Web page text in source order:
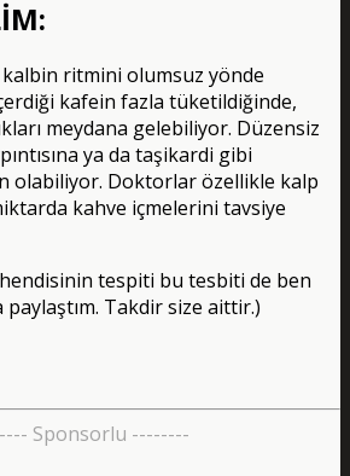
kalbin ritmini olumsuz yönde
kafein fazla tüketildiğinde,
meydana gelebiliyor. Düzensiz
ya da taşikardi gibi
olabiliyor. Doktorlar özellikle kalp
kahve içmelerini tavsiye
tespiti bu tesbiti de ben
paylaştım. Takdir size aittir.)
Sponsorlu --------